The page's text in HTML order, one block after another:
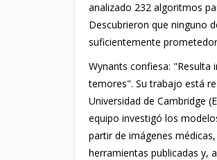
analizado 232 algoritmos
Descubrieron que ninguno
suficientemente
Wynants confiesa:
temores". Su trabajo está
Universidad de Cambridge
equipo investigó los
partir de imágenes
herramientas publicadas y,